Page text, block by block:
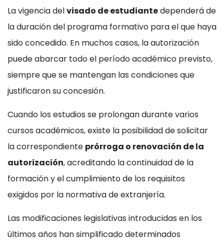
La vigencia delvisado de estudiantedependerá de
la duración del programa formativo para el que haya
sido concedido. En muchos casos, la autorización
puede abarcar todo el período académico previsto,
siempre que se mantengan las condiciones que
justificaron su concesión.
Cuando los estudios se prolongan durante varios
cursos académicos, existe la posibilidad de solicitar
la correspondiente prórroga o renovación de la
autorización, acreditando la continuidad de la
formación y el cumplimiento de los requisitos
exigidos por la normativa de extranjería.
Las modificaciones legislativas introducidas en los
últimos años han simplificado determinados